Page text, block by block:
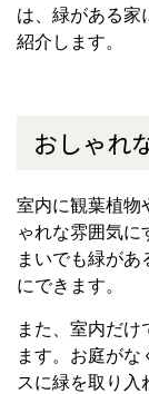
は、緑がある家
紹介します。
おしゃれ
室内に観葉植物
ゃれな雰囲気に
まいでも緑があ
にできます。
また、室内だけ
ます。お庭が
スに緑を取り入